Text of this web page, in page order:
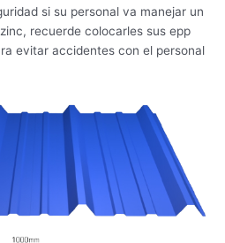
si su personal va manejar un
recuerde colocarles sus epp
evitar accidentes con el personal